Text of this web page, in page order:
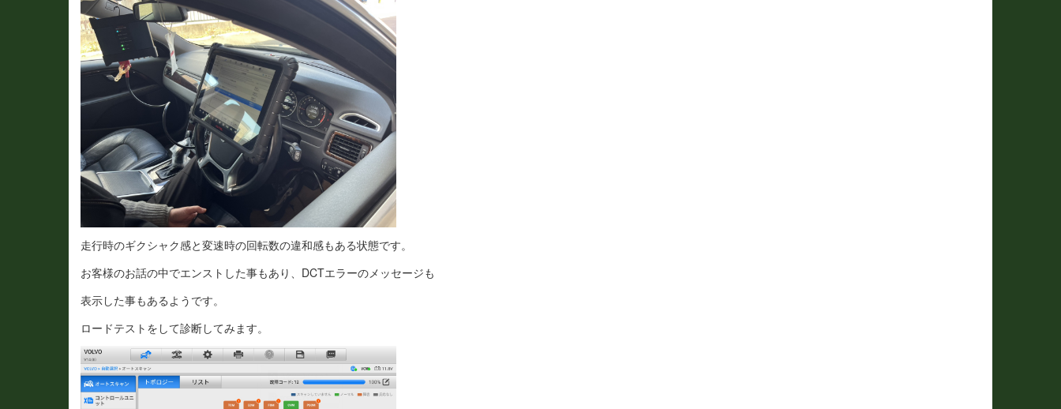
走行時のギクシャク感と変速時の回転数の違和感もある状態です。
お客様のお話の中でエンストした事もあり、DCTエラーのメッセージも
表示した事もあるようです。
ロードテストをして診断してみます。